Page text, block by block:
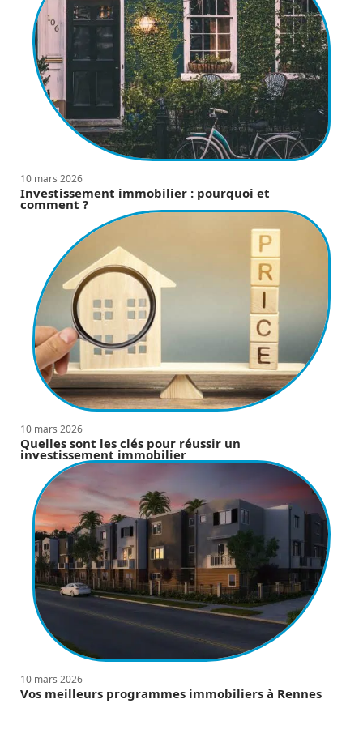
10 mars 2026
Investissement immobilier : pourquoi et
comment ?
10 mars 2026
Quelles sont les clés pour réussir un
investissement immobilier
10 mars 2026
Vos meilleurs programmes immobiliers à Rennes